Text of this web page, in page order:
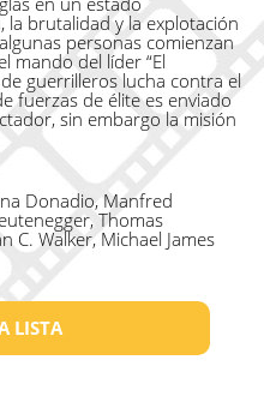
brutalidad y la explotación
personas comienzan
mando del líder “El
guerrilleros lucha contra el
fuerzas de élite es enviado
sin embargo la misión
Donadio, Manfred
Thomas
C. Walker, Michael James
LISTA